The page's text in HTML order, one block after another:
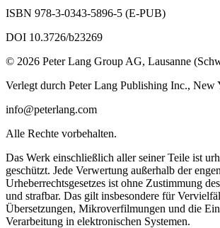
ISBN 978-3-0343-5896-5 (E-PUB)
DOI 10.3726/b23269
© 2026 Peter Lang Group AG, Lausanne
Verlegt durch Peter Lang Publishing Inc.,
info@peterlang.com
Alle Rechte vorbehalten.
Das Werk einschließlich aller seiner Teile ist
geschützt. Jede Verwertung außerhalb der
Urheberrechtsgesetzes ist ohne Zustimmung
und strafbar. Das gilt insbesondere für
Übersetzungen, Mikroverfilmungen und die
Verarbeitung in elektronischen Systemen.